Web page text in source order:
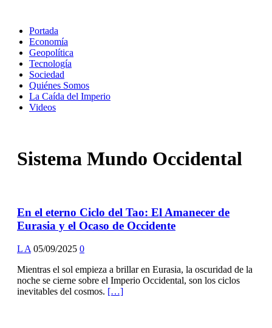
Portada
Economía
Geopolítica
Tecnología
Sociedad
Quiénes Somos
La Caída del Imperio
Videos
Sistema Mundo Occidental
En el eterno Ciclo del Tao: El Amanecer de
Eurasia y el Ocaso de Occidente
L A 05/09/2025 0
Mientras el sol empieza a brillar en Eurasia, la oscuridad de la
noche se cierne sobre el Imperio Occidental, son los ciclos
inevitables del cosmos. […]